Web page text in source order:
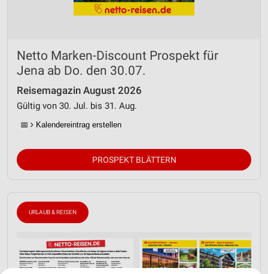
Netto Marken-Discount Prospekt für
Jena ab Do. den 30.07.
Reisemagazin August 2026
Gültig von 30. Jul. bis 31. Aug.
📅 Kalendereintrag erstellen
PROSPEKT BLÄTTERN
URLAUB & REISEN